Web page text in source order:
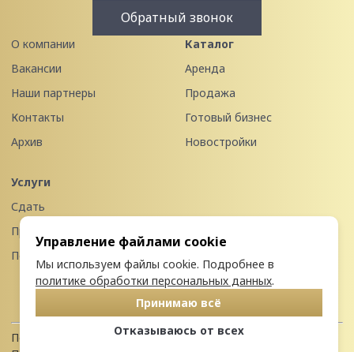
Обратный звонок
О компании
Вакансии
Наши партнеры
Контакты
Архив
Каталог
Аренда
Продажа
Готовый бизнес
Новостройки
Услуги
Сдать
Продать
Передать в управление
Политика конфиденциальности
Управление файлами cookie
Мы используем файлы cookie. Подробнее в
политике обработки персональных данных.
Принимаю всё
Отказываюсь от всех